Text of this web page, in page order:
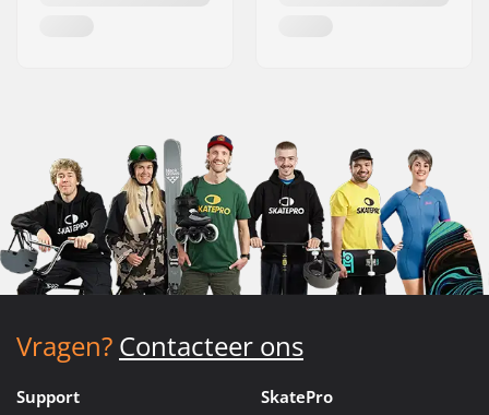
Vragen? Contacteer ons
Support SkatePro